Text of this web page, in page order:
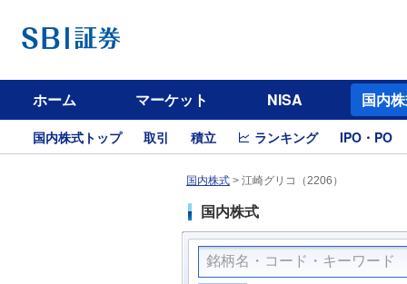
ホーム マーケット NISA 国内
国内株式トップ 取引 積立 ランキング IPO・PO
国内株式 > 江崎グリコ（2206）
国内株式